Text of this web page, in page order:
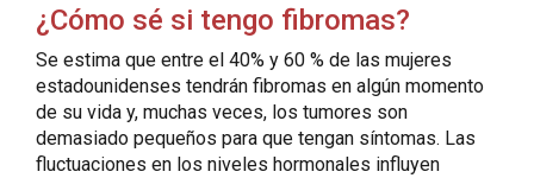
¿Cómo sé si tengo fibromas?
Se estima que entre el 40% y 60 % de las mujeres
estadounidenses tendrán fibromas en algún momento
de su vida y, muchas veces, los tumores son
demasiado pequeños para que tengan síntomas. Las
fluctuaciones en los niveles hormonales influyen